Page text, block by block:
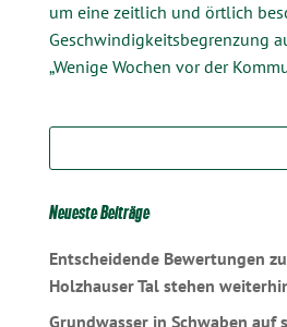
um eine zeitlich und örtlich
Geschwindigkeitsbegrenzung
„Wenige Wochen vor der
Neueste Beiträge
Entscheidende Bewertungen
Holzhauser Tal stehen
Grundwasser in Schwaben auf